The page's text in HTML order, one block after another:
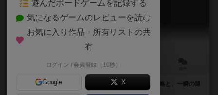
ブレイドロンド
Blade Rondo
10～20分
さあ、その手にイデアの剣を! ここにあるのは緻密な戦略と、一瞬の隙
が勝敗を決する極限の戦い。
遊んだボードゲームを記録する
気になるゲームのレビューを読む
お気に入り作品・所有リストの共
有
ログイン / 会員登録（10秒）
Google X